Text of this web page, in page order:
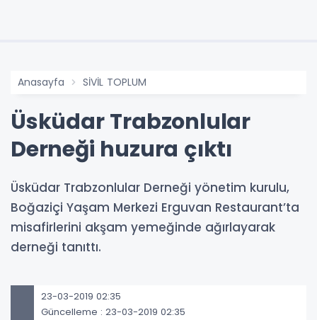
Anasayfa SİVİL TOPLUM
Üsküdar Trabzonlular
Derneği huzura çıktı
Üsküdar Trabzonlular Derneği yönetim kurulu,
Boğaziçi Yaşam Merkezi Erguvan Restaurant’ta
misafirlerini akşam yemeğinde ağırlayarak
derneği tanıttı.
23-03-2019 02:35
Güncelleme : 23-03-2019 02:35